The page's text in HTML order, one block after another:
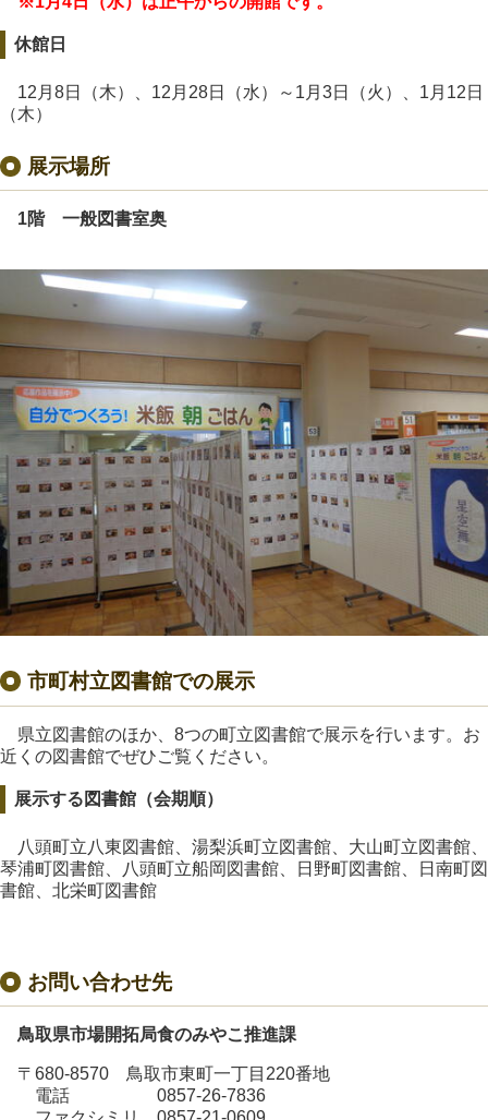
休館日
12月8日（木）、12月28日（水）～1月3日（火）、1月12日
（木）
展示場所
1階 一般図書室奥
市町村立図書館での展示
県立図書館のほか、8つの町立図書館で展示を行います。お
近くの図書館でぜひご覧ください。
展示する図書館（会期順）
八頭町立八東図書館、湯梨浜町立図書館、大山町立図書館、
琴浦町図書館、八頭町立船岡図書館、日野町図書館、日南町図
書館、北栄町図書館
お問い合わせ先
鳥取県市場開拓局食のみやこ推進課
〒680-8570 鳥取市東町一丁目220番地
電話 0857-26-7836